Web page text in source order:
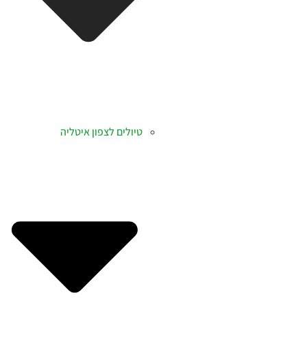
טיולים לצפון איטליה